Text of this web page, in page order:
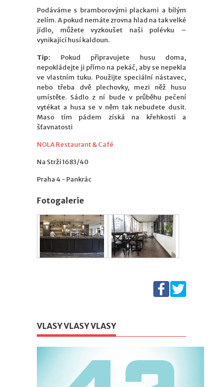
Podáváme s bramborovými plackami a bílým
zelím. A pokud nemáte zrovna hlad na tak velké
jídlo, můžete vyzkoušet naši polévku –
vynikající husí kaldoun.
Tip: Pokud připravujete husu doma,
nepokládejte ji přímo na pekáč, aby se nepekla
ve vlastním tuku. Použijte speciální nástavec,
nebo třeba dvě plechovky, mezi něž husu
umístěte. Sádlo z ní bude v průběhu pečení
vytékat a husa se v něm tak nebudete dusit.
Maso tím pádem získá na křehkosti a
šťavnatosti
NOLA Restaurant & Café
Na Strži 1683/40
Praha 4 - Pankrác
Fotogalerie
VLASY VLASY VLASY